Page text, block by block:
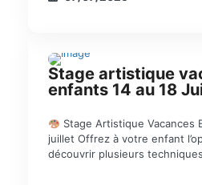
STAGE
Stage artistique
enfants 14 au 18
Stage Artistique Vacances
juillet Offrez à votre enfant
découvrir plusieurs techniques